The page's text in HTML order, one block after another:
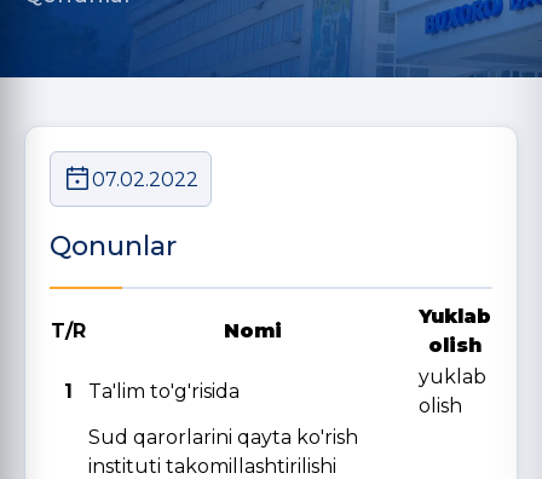
07.02.2022
Qonunlar
T/R Nomi
Yuklab
olish
1
Ta'lim to'g'risida
yuklab
olish
Sud qarorlarini qayta ko'rish
instituti takomillashtirilishi